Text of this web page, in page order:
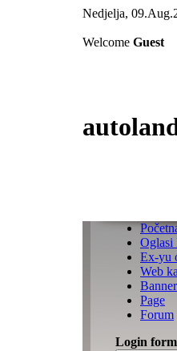
Nedjelja,
Welcome Guest
Oglasi
Ex-yu
Web
Page
Forum
Login form